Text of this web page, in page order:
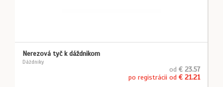
Nerezová tyč k dáždnikom
Dáždniky
od € 23.57
po registrácii od € 21.21